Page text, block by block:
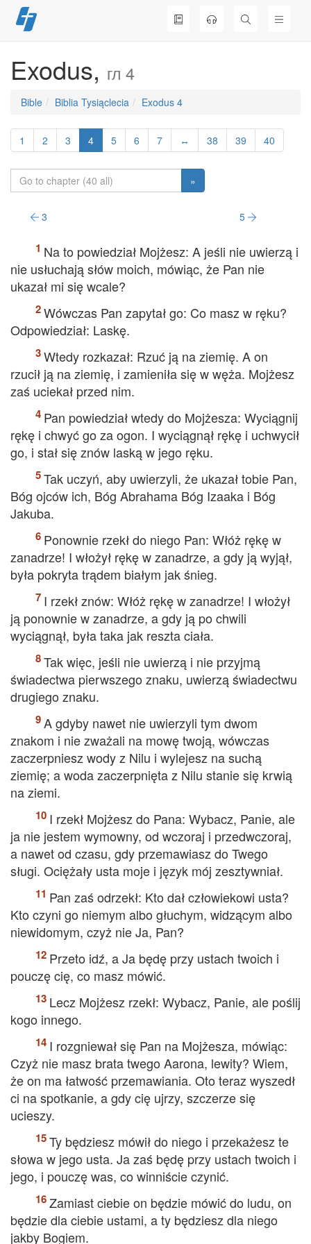
Skip
to
Exodus, гл 4
Bible Biblia Tysiąclecia Exodus 4
1 2 3 4 5 6 7 ↔ 38 39 40
»
3 5
Na to powiedział Mojżesz: A jeśli nie uwierzą i
nie usłuchają słów moich, mówiąc, że Pan nie
ukazał mi się wcale?
Wówczas Pan zapytał go: Co masz w ręku?
Odpowiedział: Laskę.
Wtedy rozkazał: Rzuć ją na ziemię. A on
rzucił ją na ziemię, i zamieniła się w węża. Mojżesz
zaś uciekał przed nim.
Pan powiedział wtedy do Mojżesza: Wyciągnij
rękę i chwyć go za ogon. I wyciągnął rękę i uchwycił
go, i stał się znów laską w jego ręku.
Tak uczyń, aby uwierzyli, że ukazał tobie Pan,
Bóg ojców ich, Bóg Abrahama Bóg Izaaka i Bóg
Jakuba.
Ponownie rzekł do niego Pan: Włóż rękę w
zanadrze! I włożył rękę w zanadrze, a gdy ją wyjął,
była pokryta trądem białym jak śnieg.
I rzekł znów: Włóż rękę w zanadrze! I włożył
ją ponownie w zanadrze, a gdy ją po chwili
wyciągnął, była taka jak reszta ciała.
Tak więc, jeśli nie uwierzą i nie przyjmą
świadectwa pierwszego znaku, uwierzą świadectwu
drugiego znaku.
A gdyby nawet nie uwierzyli tym dwom
znakom i nie zważali na mowę twoją, wówczas
zaczerpniesz wody z Nilu i wylejesz na suchą
ziemię; a woda zaczerpnięta z Nilu stanie się krwią
na ziemi.
I rzekł Mojżesz do Pana: Wybacz, Panie, ale
ja nie jestem wymowny, od wczoraj i przedwczoraj,
a nawet od czasu, gdy przemawiasz do Twego
sługi. Ociężały usta moje i język mój zesztywniał.
Pan zaś odrzekł: Kto dał człowiekowi usta?
Kto czyni go niemym albo głuchym, widzącym albo
niewidomym, czyż nie Ja, Pan?
Przeto idź, a Ja będę przy ustach twoich i
pouczę cię, co masz mówić.
Lecz Mojżesz rzekł: Wybacz, Panie, ale poślij
kogo innego.
I rozgniewał się Pan na Mojżesza, mówiąc:
Czyż nie masz brata twego Aarona, lewity? Wiem,
że on ma łatwość przemawiania. Oto teraz wyszedł
ci na spotkanie, a gdy cię ujrzy, szczerze się
ucieszy.
Ty będziesz mówił do niego i przekażesz te
słowa w jego usta. Ja zaś będę przy ustach twoich i
jego, i pouczę was, co winniście czynić.
Zamiast ciebie on będzie mówić do ludu, on
będzie dla ciebie ustami, a ty będziesz dla niego
jakby Bogiem.